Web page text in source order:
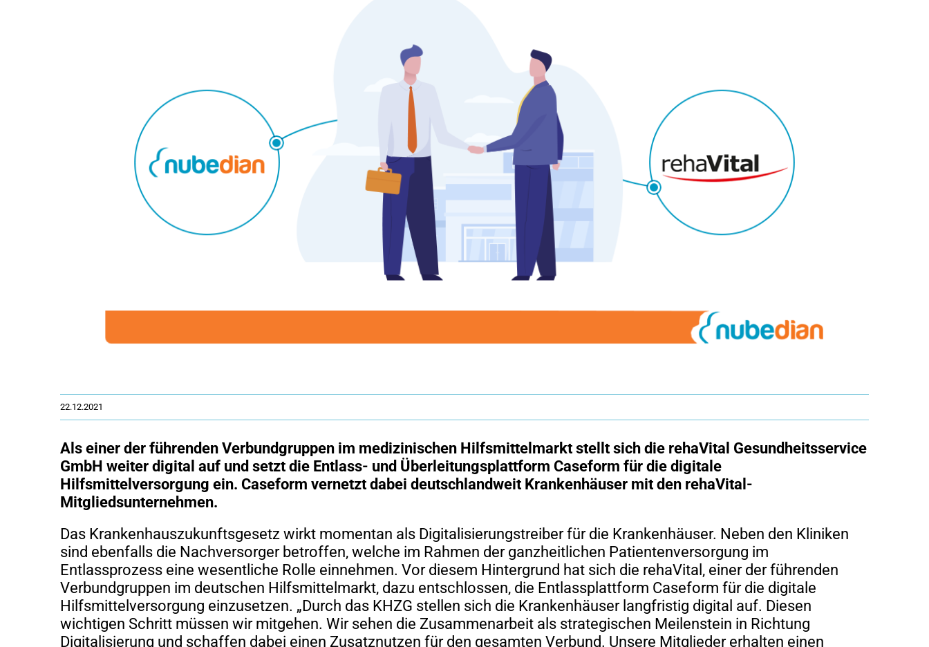
22.12.2021
Als einer der führenden Verbundgruppen im medizinischen Hilfsmittelmarkt stellt sich die rehaVital Gesundheitsservice
GmbH weiter digital auf und setzt die Entlass- und Überleitungsplattform Caseform für die digitale
Hilfsmittelversorgung ein. Caseform vernetzt dabei deutschlandweit Krankenhäuser mit den rehaVital-
Mitgliedsunternehmen.
Das Krankenhauszukunftsgesetz wirkt momentan als Digitalisierungstreiber für die Krankenhäuser. Neben den Kliniken
sind ebenfalls die Nachversorger betroffen, welche im Rahmen der ganzheitlichen Patientenversorgung im
Entlassprozess eine wesentliche Rolle einnehmen. Vor diesem Hintergrund hat sich die rehaVital, einer der führenden
Verbundgruppen im deutschen Hilfsmittelmarkt, dazu entschlossen, die Entlassplattform Caseform für die digitale
Hilfsmittelversorgung einzusetzen. „Durch das KHZG stellen sich die Krankenhäuser langfristig digital auf. Diesen
wichtigen Schritt müssen wir mitgehen. Wir sehen die Zusammenarbeit als strategischen Meilenstein in Richtung
Digitalisierung und schaffen dabei einen Zusatznutzen für den gesamten Verbund. Unsere Mitglieder erhalten einen